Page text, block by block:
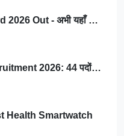
2026 Out - अभी यहाँ …
2026: 44 पदों…
Health Smartwatch